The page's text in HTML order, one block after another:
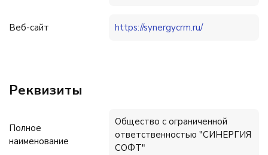
Веб-сайт https://synergycrm.ru/
Реквизиты
Полное
наименование
Общество с ограниченной
ответственностью "СИНЕРГИЯ
СОФТ"